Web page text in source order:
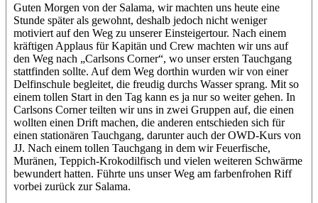
Guten Morgen von der Salama, wir machten uns heute eine
Stunde später als gewohnt, deshalb jedoch nicht weniger
motiviert auf den Weg zu unserer Einsteigertour. Nach einem
kräftigen Applaus für Kapitän und Crew machten wir uns auf
den Weg nach „Carlsons Corner“, wo unser ersten Tauchgang
stattfinden sollte. Auf dem Weg dorthin wurden wir von einer
Delfinschule begleitet, die freudig durchs Wasser sprang. Mit so
einem tollen Start in den Tag kann es ja nur so weiter gehen. In
Carlsons Corner teilten wir uns in zwei Gruppen auf, die einen
wollten einen Drift machen, die anderen entschieden sich für
einen stationären Tauchgang, darunter auch der OWD-Kurs von
JJ. Nach einem tollen Tauchgang in dem wir Feuerfische,
Muränen, Teppich-Krokodilfisch und vielen weiteren Schwärme
bewundert hatten. Führte uns unser Weg am farbenfrohen Riff
vorbei zurück zur Salama.